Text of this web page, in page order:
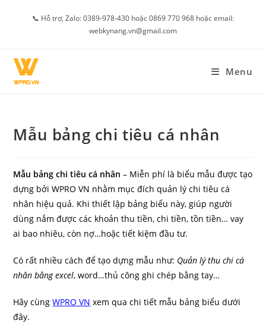
📞 Hỗ trợ, Zalo: 0389-978-430 hoặc 0869 770 968 hoặc email:
webkynang.vn@gmail.com
Menu
Mẫu bảng chi tiêu cá nhân
Mẫu bảng chi tiêu cá nhân – Miễn phí là biểu mẫu được tạo
dựng bởi WPRO VN nhằm mục đích quản lý chi tiêu cá
nhân hiệu quả. Khi thiết lập bảng biểu này, giúp người
dùng nắm được các khoản thu tiền, chi tiền, tồn tiền… vay
ai bao nhiêu, còn nợ…hoặc tiết kiệm đầu tư.
Có rất nhiều cách để tạo dựng mẫu như: Quản lý thu chi cá
nhân bằng excel, word…thủ công ghi chép bằng tay…
Hãy cùngWPRO VN xem qua chi tiết mẫu bảng biểu dưới
đây.